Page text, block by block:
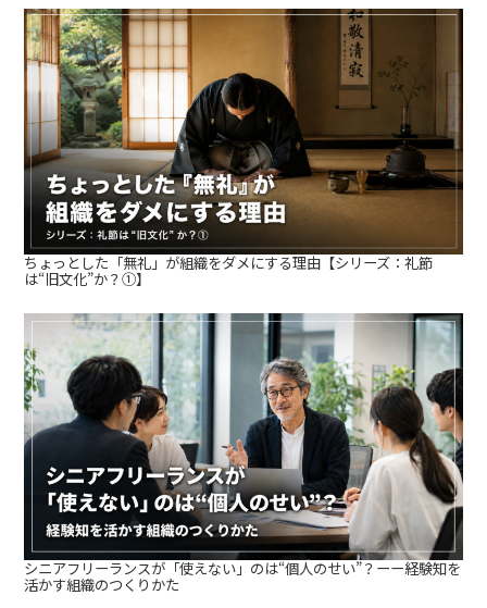
ちょっとした「無礼」が組織をダメにする理由【シリーズ：礼節
は“旧文化”か？①】
シニアフリーランスが「使えない」のは“個人のせい”？ーー経験知を
活かす組織のつくりかた